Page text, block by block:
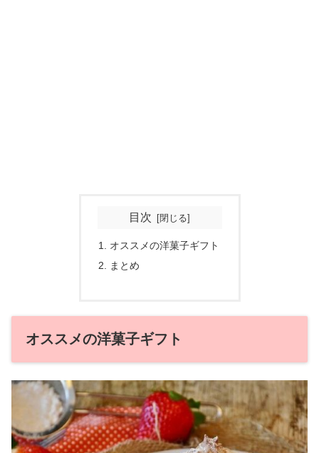
目次
オススメの洋菓子ギフト
まとめ
オススメの洋菓子ギフト